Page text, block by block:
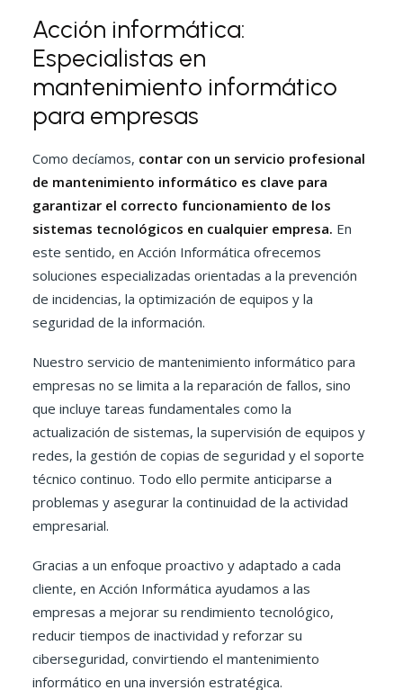
Acción informática:
Especialistas en
mantenimiento informático
para empresas
Como decíamos, contar con un servicio profesional
de mantenimiento informático es clave para
garantizar el correcto funcionamiento de los
sistemas tecnológicos en cualquier empresa. En
este sentido, en Acción Informática ofrecemos
soluciones especializadas orientadas a la prevención
de incidencias, la optimización de equipos y la
seguridad de la información.
Nuestro servicio de mantenimiento informático para
empresas no se limita a la reparación de fallos, sino
que incluye tareas fundamentales como la
actualización de sistemas, la supervisión de equipos y
redes, la gestión de copias de seguridad y el soporte
técnico continuo. Todo ello permite anticiparse a
problemas y asegurar la continuidad de la actividad
empresarial.
Gracias a un enfoque proactivo y adaptado a cada
cliente, en Acción Informática ayudamos a las
empresas a mejorar su rendimiento tecnológico,
reducir tiempos de inactividad y reforzar su
ciberseguridad, convirtiendo el mantenimiento
informático en una inversión estratégica.